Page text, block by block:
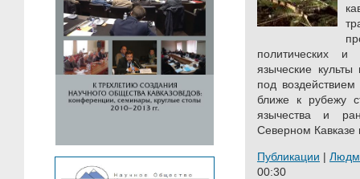
политических
языческие культы
под
ближе к рубежу
язычества и
Северном Кавказе
Публикации |
00:30